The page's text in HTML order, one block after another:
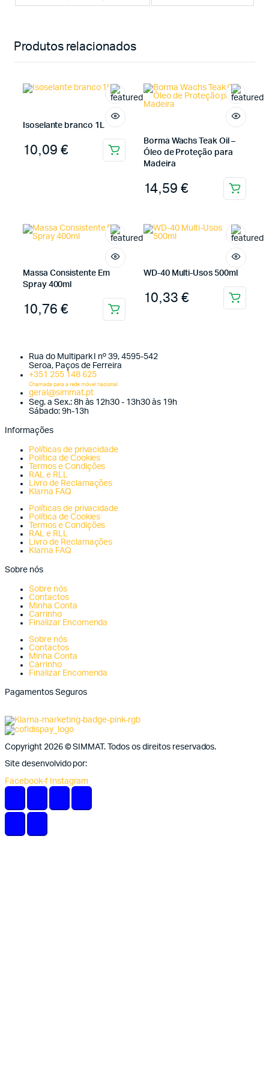
Produtos relacionados
Isoselante branco 1L
10,09 €
Borma Wachs Teak Oil –
Óleo de Proteção para
Madeira
14,59 €
Massa Consistente Em
Spray 400ml
10,76 €
WD-40 Multi-Usos 500ml
10,33 €
Rua do Multipark I nº 39, 4595-542
Seroa, Paços de Ferreira
+351 255 148 625
Chamada para a rede móvel nacional
geral@simmat.pt
Seg. a Sex.: 8h às 12h30 - 13h30 às 19h
Sábado: 9h-13h
Informações
Políticas de privacidade
Política de Cookies
Termos e Condições
RAL e RLL
Livro de Reclamações
Klarna FAQ
Políticas de privacidade
Política de Cookies
Termos e Condições
RAL e RLL
Livro de Reclamações
Klarna FAQ
Sobre nós
Sobre nós
Contactos
Minha Conta
Carrinho
Finalizar Encomenda
Sobre nós
Contactos
Minha Conta
Carrinho
Finalizar Encomenda
Pagamentos Seguros
Copyright 2026 © SIMMAT. Todos os direitos reservados.
Site desenvolvido por:
Facebook-f Instagram